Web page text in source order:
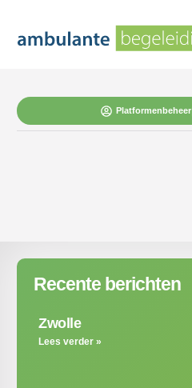
Platformenbeheer
Recente berichten
Zwolle
Lees verder »